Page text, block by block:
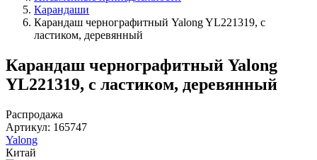
Карандаши
Карандаш чернографитный Yalong YL221319, с
ластиком, деревянный
Карандаш чернографитный Yalong
YL221319, с ластиком, деревянный
Распродажа
Артикул: 165747
Yalong
Китай